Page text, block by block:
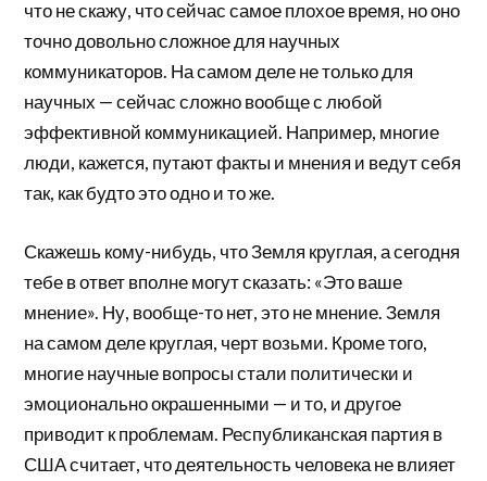
что не скажу, что сейчас самое плохое время, но оно
точно довольно сложное для научных
коммуникаторов. На самом деле не только для
научных — сейчас сложно вообще с любой
эффективной коммуникацией. Например, многие
люди, кажется, путают факты и мнения и ведут себя
так, как будто это одно и то же.
Скажешь кому-нибудь, что Земля круглая, а сегодня
тебе в ответ вполне могут сказать: «Это ваше
мнение». Ну, вообще-то нет, это не мнение. Земля
на самом деле круглая, черт возьми. Кроме того,
многие научные вопросы стали политически и
эмоционально окрашенными — и то, и другое
приводит к проблемам. Республиканская партия в
США считает, что деятельность человека не влияет